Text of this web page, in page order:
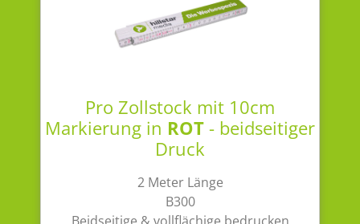
Pro Zollstock mit 10cm
Markierung in ROT- beidseitiger
Druck
2 Meter Länge
B300